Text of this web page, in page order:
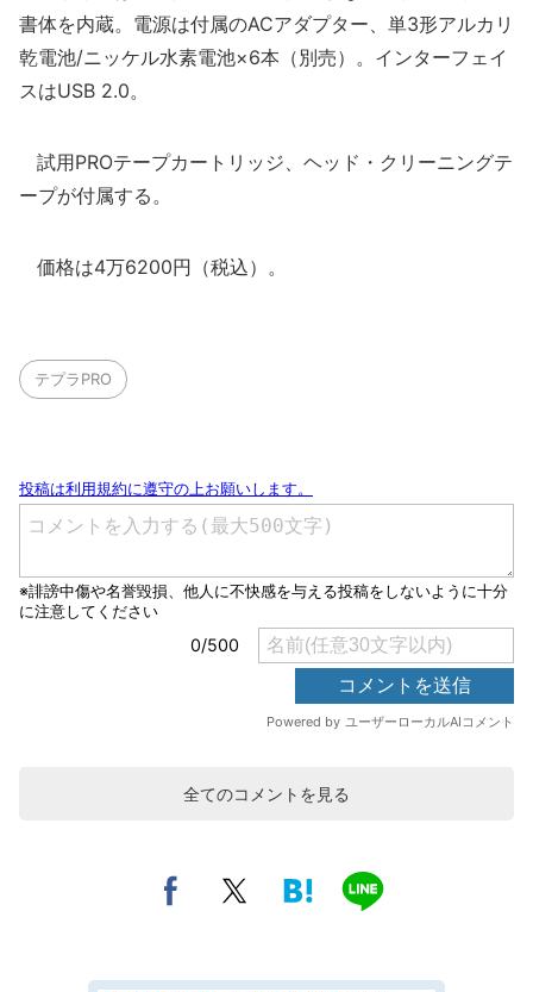
書体を内蔵。電源は付属のACアダプター、単3形アルカリ
乾電池/ニッケル水素電池×6本（別売）。インターフェイ
スはUSB 2.0。
試用PROテープカートリッジ、ヘッド・クリーニングテ
ープが付属する。
価格は4万6200円（税込）。
テプラPRO
全てのコメントを見る